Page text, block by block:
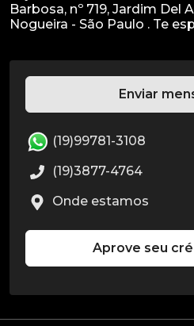
Barbosa, nº 719, Jardim Del
Enviar
(19)99781-3108
(19)3877-4764
Onde estamos
Aprove seu